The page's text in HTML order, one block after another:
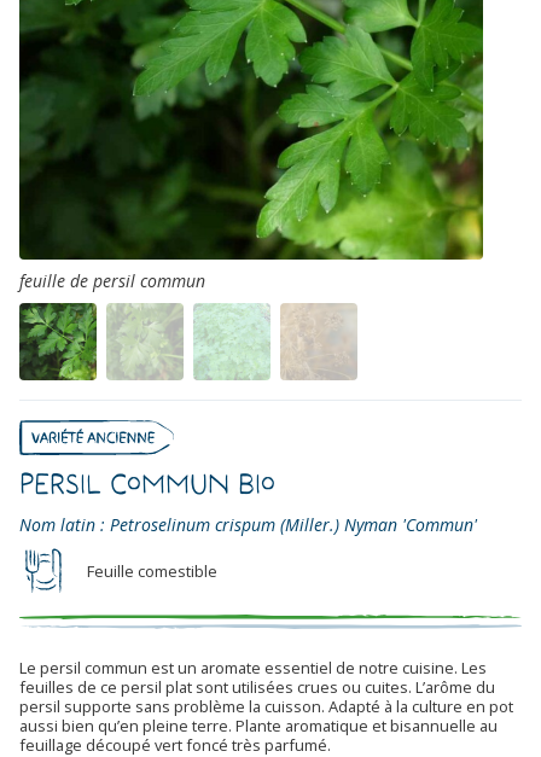
feuille de persil commun
Persil commun Bio
Nom latin : Petroselinum crispum (Miller.) Nyman 'Commun'
Feuille comestible
Le persil commun est un aromate essentiel de notre cuisine. Les
feuilles de ce persil plat sont utilisées crues ou cuites. L’arôme du
persil supporte sans problème la cuisson. Adapté à la culture en pot
aussi bien qu’en pleine terre. Plante aromatique et bisannuelle au
feuillage découpé vert foncé très parfumé.